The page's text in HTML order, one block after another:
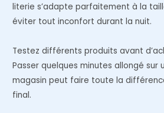
literie s’adapte parfaitement à la
éviter tout inconfort durant la nuit.
Testez différents produits avant
Passer quelques minutes allongé sur
magasin peut faire toute la
final.